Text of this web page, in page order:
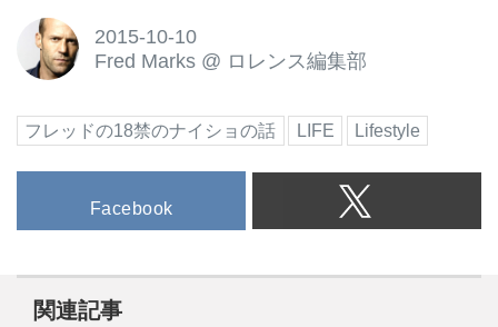
2015-10-10
Fred Marks @ ロレンス編集部
フレッドの18禁のナイショの話 LIFE Lifestyle
Facebook
関連記事